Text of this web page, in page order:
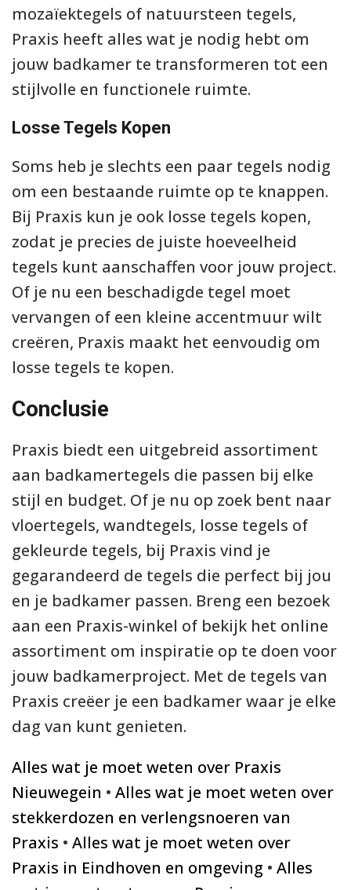
mozaïektegels of natuursteen tegels,
Praxis heeft alles wat je nodig hebt om
jouw badkamer te transformeren tot een
stijlvolle en functionele ruimte.
Losse Tegels Kopen
Soms heb je slechts een paar tegels nodig
om een bestaande ruimte op te knappen.
Bij Praxis kun je ook losse tegels kopen,
zodat je precies de juiste hoeveelheid
tegels kunt aanschaffen voor jouw project.
Of je nu een beschadigde tegel moet
vervangen of een kleine accentmuur wilt
creëren, Praxis maakt het eenvoudig om
losse tegels te kopen.
Conclusie
Praxis biedt een uitgebreid assortiment
aan badkamertegels die passen bij elke
stijl en budget. Of je nu op zoek bent naar
vloertegels, wandtegels, losse tegels of
gekleurde tegels, bij Praxis vind je
gegarandeerd de tegels die perfect bij jou
en je badkamer passen. Breng een bezoek
aan een Praxis-winkel of bekijk het online
assortiment om inspiratie op te doen voor
jouw badkamerproject. Met de tegels van
Praxis creëer je een badkamer waar je elke
dag van kunt genieten.
Alles wat je moet weten over Praxis
Nieuwegein • Alles wat je moet weten over
stekkerdozen en verlengsnoeren van
Praxis • Alles wat je moet weten over
Praxis in Eindhoven en omgeving • Alles